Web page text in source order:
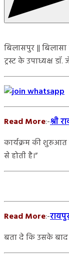
बिलासपुर ||
ट्रस्ट के उपाध्यक्ष
Read More:-श्री
कार्यक्रम की शुरुआत
से होती है।”
Read More:-
बता दे कि उसके बाद